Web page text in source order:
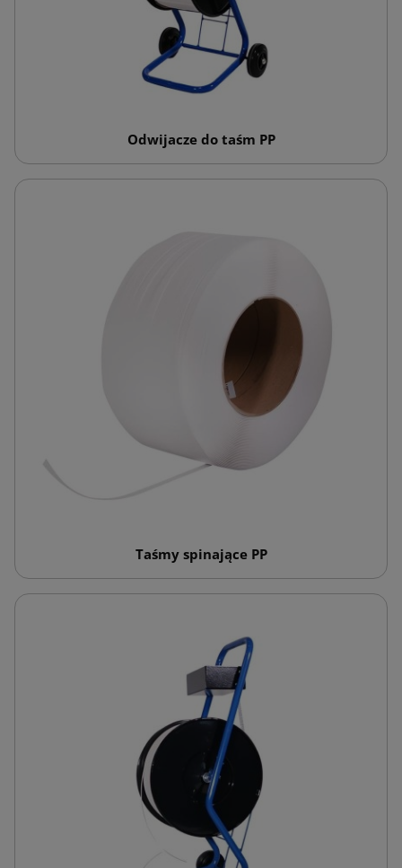
Odwijacze do taśm PP
Taśmy spinające PP